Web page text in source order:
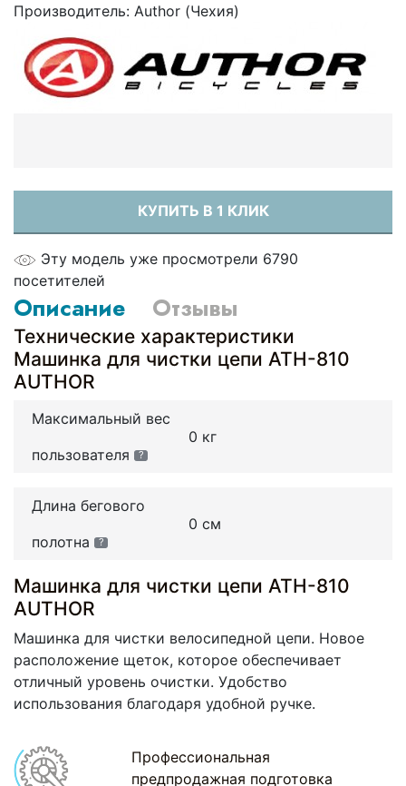
Производитель: Author (Чехия)
КУПИТЬ В 1 КЛИК
Эту модель уже просмотрели 6790
посетителей
Описание Отзывы
Технические характеристики
Машинка для чистки цепи ATH-810
AUTHOR
Максимальный вес
пользователя
?
0 кг
Длина бегового
полотна
?
0 см
Машинка для чистки цепи ATH-810
AUTHOR
Машинка для чистки велосипедной цепи. Новое
расположение щеток, которое обеспечивает
отличный уровень очистки. Удобство
использования благодаря удобной ручке.
Профессиональная
предпродажная подготовка